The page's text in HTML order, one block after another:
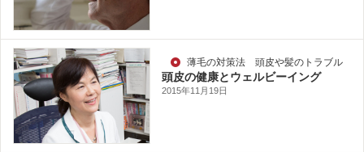
薄毛の対策法 頭皮や髪のトラブル
頭皮の健康とウェルビーイング
2015年11月19日